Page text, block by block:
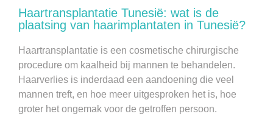
Haartransplantatie Tunesië: wat is de
plaatsing van haarimplantaten in Tunesië?
Haartransplantatie is een cosmetische chirurgische
procedure om kaalheid bij mannen te behandelen.
Haarverlies is inderdaad een aandoening die veel
mannen treft, en hoe meer uitgesproken het is, hoe
groter het ongemak voor de getroffen persoon.